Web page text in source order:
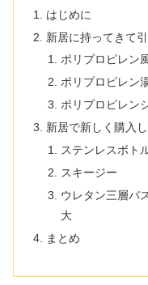
はじめに
新居に持ってきて
ポリプロピレン
ポリプロピレン
ポリプロピレン
新居で新しく購入
ステンレスボ
スキージー
ウレタン三層バ
大
まとめ